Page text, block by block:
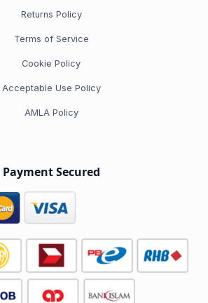
Returns Policy
Terms of Service
Cookie Policy
Acceptable Use Policy
AMLA Policy
Payment Secured